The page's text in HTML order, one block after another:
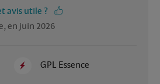
avis utile ?
en juin 2026
GPL Essence